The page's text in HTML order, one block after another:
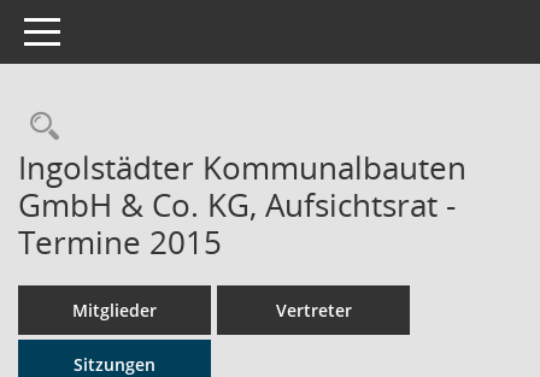
Toggle navigation
Rechercheauswahl
Ingolstädter Kommunalbauten
GmbH & Co. KG, Aufsichtsrat -
Termine 2015
Mitglieder Vertreter
Sitzungen